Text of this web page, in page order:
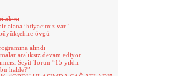
akını
alana ihtiyacımız var”
övgü
alındı
aralıksız devam ediyor
Seyit Torun “15 yıldır
halde?”